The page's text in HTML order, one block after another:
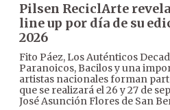
Pilsen ReciclArte
line up por día de su
2026
Fito Páez, Los Auténticos
Paranoicos, Bacilos y una
artistas nacionales forman
que se realizará el 26 y 27 de
José Asunción Flores de San